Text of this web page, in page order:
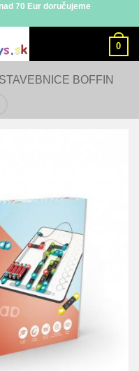
70 Eur doručujeme
0
BOFFIN